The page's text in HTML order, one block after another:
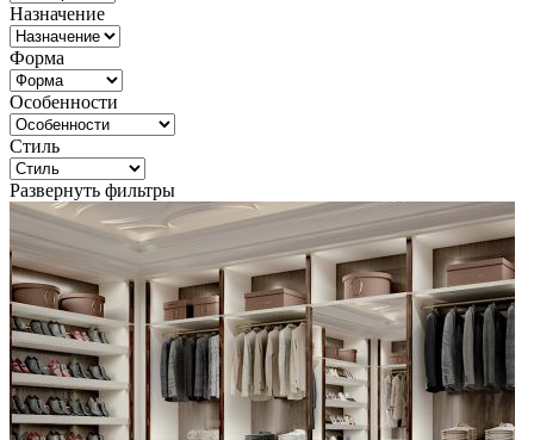
Назначение
Форма
Особенности
Стиль
Развернуть фильтры